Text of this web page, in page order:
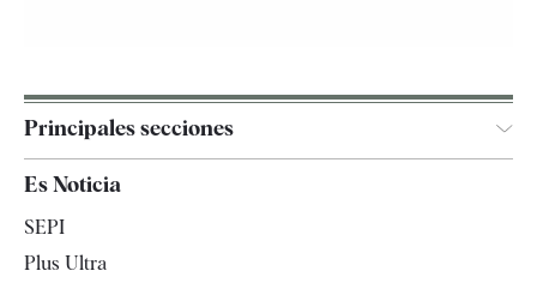
Principales secciones
España
Es Noticia
SEPI
Plus Ultra